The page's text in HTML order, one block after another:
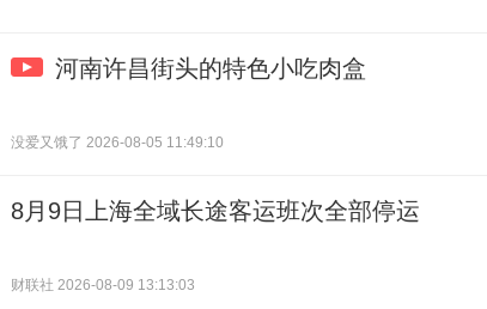
河南许昌街头的特色小吃肉盒
没爱又饿了 2026-08-05 11:49:10
8月9日上海全域长途客运班次全部停运
财联社 2026-08-09 13:13:03